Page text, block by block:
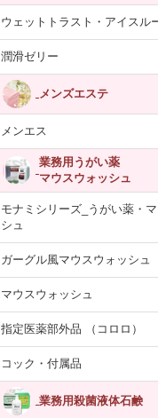
ウェットトラスト・アイスル
潤滑ゼリー
メンズエステ
メンエス
業務用うがい薬
マウスウォッシュ
モナミシリーズ_うがい薬・
シュ
ガーグル風マウスウォッシュ
マウスウォッシュ
指定医薬部外品 （コロロ）
コック・付属品
業務用殺菌液体石鹸